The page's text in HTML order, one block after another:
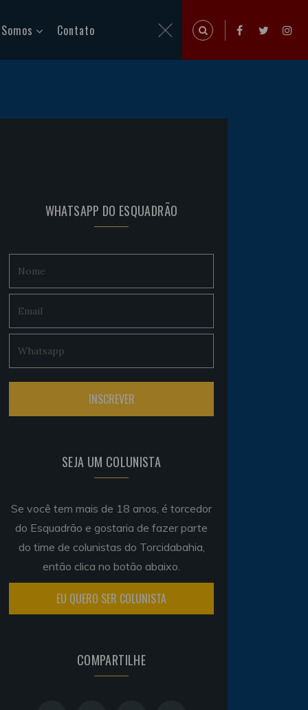
Contato
WHATSAPP DO ESQUADRÃO
SEJA UM COLUNISTA
Se você tem mais de 18 anos, é torcedor
do Esquadrão e gostaria de fazer parte
do time de colunistas do Torcidabahia,
então clica no botão abaixo.
EU QUERO SER COLUNISTA
COMPARTILHE